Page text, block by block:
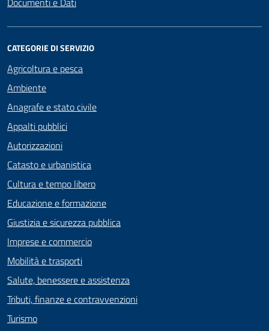
CATEGORIE DI SERVIZIO
Agricoltura e pesca
Ambiente
Anagrafe e stato civile
Appalti pubblici
Autorizzazioni
Catasto e urbanistica
Cultura e tempo libero
Educazione e formazione
Giustizia e sicurezza pubblica
Imprese e commercio
Mobilità e trasporti
Salute, benessere e assistenza
Tributi, finanze e contravvenzioni
Turismo